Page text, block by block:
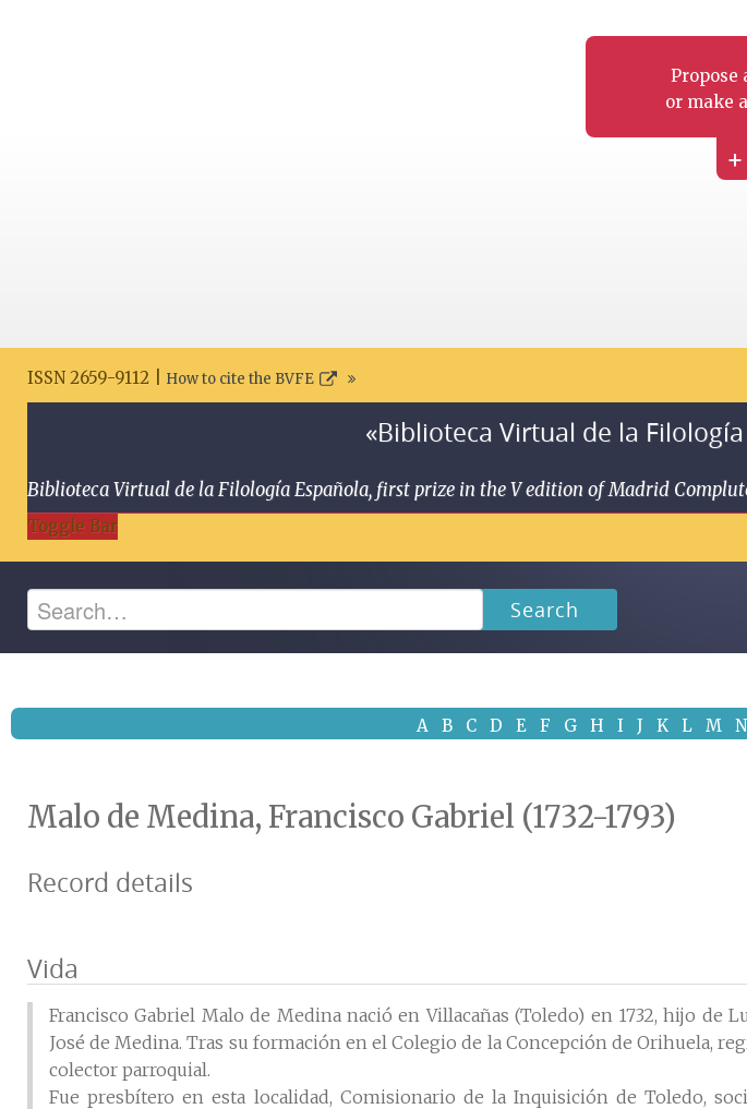
Propose
or make
+
ISSN 2659-9112 | How to cite the BVFE
«Biblioteca Virtual de la
Biblioteca Virtual de la Filología Española, first prize in the V edition of Madrid
Toggle Bar
Search
A B C D E F G H I J K L M N
Malo de Medina, Francisco Gabriel (1732-1793)
Record details
Vida
Francisco Gabriel Malo de Medina nació en Villacañas (Toledo) en 1732, hijo
José de Medina. Tras su formación en el Colegio de la Concepción de Orihuela,
colector parroquial.
Fue presbítero en esta localidad, Comisionario de la Inquisición de Toledo,